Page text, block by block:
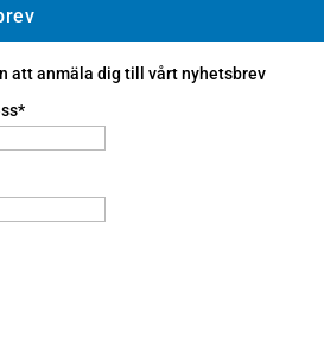
att anmäla dig till vårt nyhetsbrev